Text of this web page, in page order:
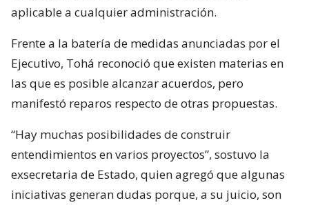
aplicable a cualquier administración.
Frente a la batería de medidas anunciadas por el
Ejecutivo, Tohá reconoció que existen materias en
las que es posible alcanzar acuerdos, pero
manifestó reparos respecto de otras propuestas.
“Hay muchas posibilidades de construir
entendimientos en varios proyectos”, sostuvo la
exsecretaria de Estado, quien agregó que algunas
iniciativas generan dudas porque, a su juicio, son